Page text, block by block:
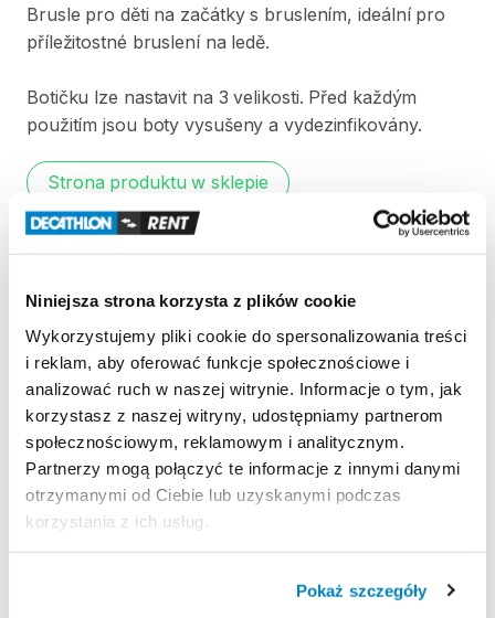
Niniejsza strona korzysta z plików cookie
Wykorzystujemy pliki cookie do spersonalizowania treści
i reklam, aby oferować funkcje społecznościowe i
analizować ruch w naszej witrynie. Informacje o tym, jak
korzystasz z naszej witryny, udostępniamy partnerom
społecznościowym, reklamowym i analitycznym.
Partnerzy mogą połączyć te informacje z innymi danymi
otrzymanymi od Ciebie lub uzyskanymi podczas
korzystania z ich usług.
Pokaż szczegóły
Brusle pro děti na začátky s bruslením​​​​​​,​ ideální pro
příležitostné bruslení na ledě.
Botičku lze nastavit na 3 velikosti. Před každým
použitím jsou boty vysušeny a vydezinfikovány.
Strona produktu w sklepie
Zasady wypożyczenia
REGULAMIN
Regulamin wypożyczalni
KAUCJA
Pro vypůjčení produktu není vyžadována vratná či
jiná záloha. Za vypůjčení zaplatíte předem online
půjčení. Každý další den výpůjčky je cena snížena o